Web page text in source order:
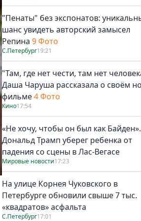
"Пенаты" без экспонатов:
шанс увидеть авторский замысел
Репина 9 Фото
С.Петербург19:21
"Там, где нет чести, там нет
Даша Чаруша рассказала о своём
фильме4 Фото
Кино17:54
«Не хочу, чтобы он был как Байден».
Дональд Трамп уберег ребенка от
падения со сцены в Лас-Вегасе
Мировые новости17:23
На улице Корнея Чуковского в
Петербурге обновили свыше 7 тыс.
«квадратов» асфальта
С.Петербург17:01